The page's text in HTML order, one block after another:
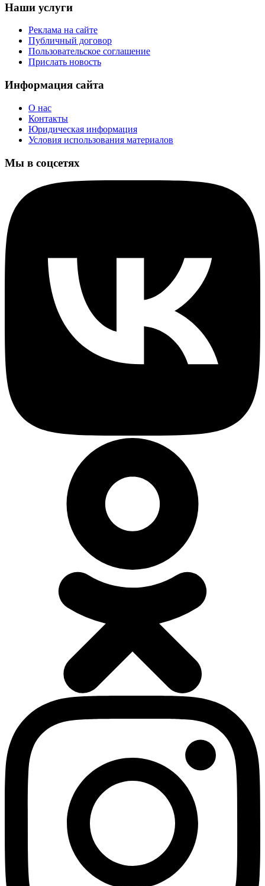
Наши услуги
Реклама на сайте
Публичный договор
Пользовательское соглашение
Прислать новость
Информация сайта
О нас
Контакты
Юридическая информация
Условия использования материалов
Мы в соцсетях